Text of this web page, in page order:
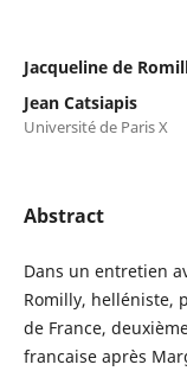
Jacqueline de
Jean Catsiapis
Université de Paris X
Abstract
Dans un entretien
Romilly, helléniste,
de France,
francaise après